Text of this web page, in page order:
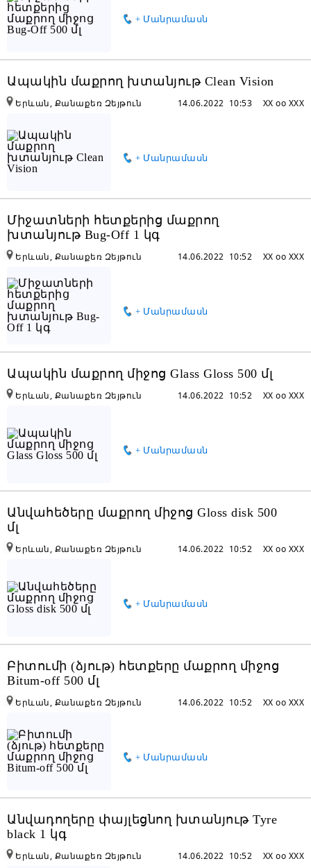
+ Մանրամասն
Ապակին մաքրող խտանյութ Clean Vision
+ Մանրամասն
XX oo XXX
14.06.2022 10:53
Երևան, Քանաքեռ Զեյթուն
Միջատների հետքերից մաքրող
խտանյութ Bug-Off 1 կգ
+ Մանրամասն
XX oo XXX
14.06.2022 10:52
Երևան, Քանաքեռ Զեյթուն
Ապակին մաքրող միջոց Glass Gloss 500 մլ
+ Մանրամասն
XX oo XXX
14.06.2022 10:52
Երևան, Քանաքեռ Զեյթուն
Անվահեծերը մաքրող միջոց Gloss disk 500
մլ
+ Մանրամասն
XX oo XXX
14.06.2022 10:52
Երևան, Քանաքեռ Զեյթուն
Բիտումի (ձյութ) հետքերը մաքրող միջոց
Bitum-off 500 մլ
+ Մանրամասն
XX oo XXX
14.06.2022 10:52
Երևան, Քանաքեռ Զեյթուն
Անվադողերը փայլեցնող խտանյութ Tyre
black 1 կգ
XX oo XXX
14.06.2022 10:52
Երևան, Քանաքեռ Զեյթուն